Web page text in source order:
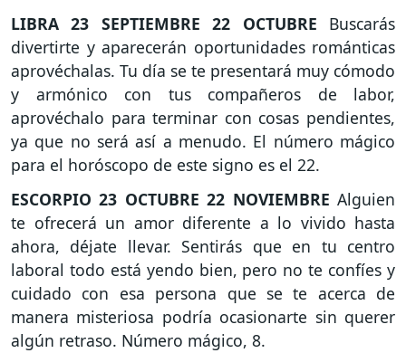
LIBRA 23 SEPTIEMBRE 22 OCTUBRE Buscarás
divertirte y aparecerán oportunidades románticas
aprovéchalas. Tu día se te presentará muy cómodo
y armónico con tus compañeros de labor,
aprovéchalo para terminar con cosas pendientes,
ya que no será así a menudo. El número mágico
para el horóscopo de este signo es el 22.
ESCORPIO 23 OCTUBRE 22 NOVIEMBRE Alguien
te ofrecerá un amor diferente a lo vivido hasta
ahora, déjate llevar. Sentirás que en tu centro
laboral todo está yendo bien, pero no te confíes y
cuidado con esa persona que se te acerca de
manera misteriosa podría ocasionarte sin querer
algún retraso. Número mágico, 8.